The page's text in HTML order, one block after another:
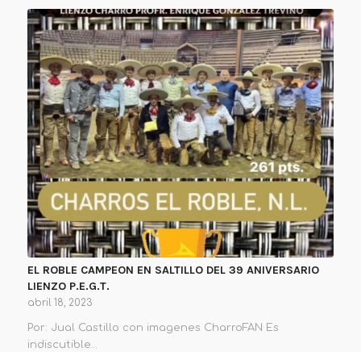
EL ROBLE CAMPEON EN SALTILLO DEL 39 ANIVERSARIO
LIENZO P.E.G.T.
abril 18, 2023
Por: Jual Castillo con imagenes CharroFAN Es
indiscutible…